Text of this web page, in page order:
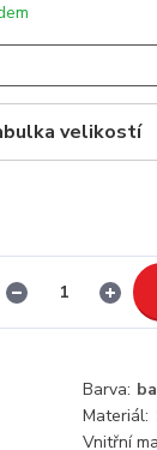
velikostí
Barva:
Materiál:
Vnitřní